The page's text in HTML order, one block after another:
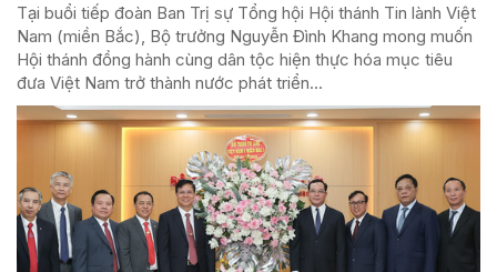
Tại buổi tiếp đoàn Ban Trị sự Tổng hội Hội thánh Tin lành Việt
Nam (miền Bắc), Bộ trưởng Nguyễn Đình Khang mong muốn
Hội thánh đồng hành cùng dân tộc hiện thực hóa mục tiêu
đưa Việt Nam trở thành nước phát triển...